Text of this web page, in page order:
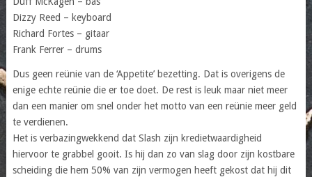
Dizzy Reed – keyboard
Richard Fortes – gitaar
Frank Ferrer – drums
Dus geen reünie van de ‘Appetite’ bezetting. Dat is overigens de
enige echte reünie die er toe doet. De rest is leuk maar niet meer
dan een manier om snel onder het motto van een reünie meer geld
te verdienen.
Het is verbazingwekkend dat Slash zijn kredietwaardigheid
hiervoor te grabbel gooit. Is hij dan zo van slag door zijn kostbare
scheiding die hem 50% van zijn vermogen heeft gekost dat hij dit